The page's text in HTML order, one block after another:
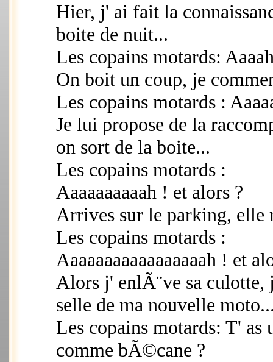
Hier, j' ai fait la
boite de nuit...
Les copains motards:
On boit un coup, je
Les copains motards :
Je lui propose de la
on sort de la boite...
Les copains motards :
Aaaaaaaaaah ! et alors ?
Arrives sur le parking,
Les copains motards :
Aaaaaaaaaaaaaaaaah ! et
Alors j' enlÃ¨ve sa culotte,
selle de ma nouvelle
Les copains motards: T'
comme bÃ©cane ?